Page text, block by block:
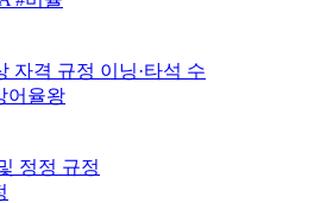
자격 규정 이닝·타석 수
어율왕
정정 규정